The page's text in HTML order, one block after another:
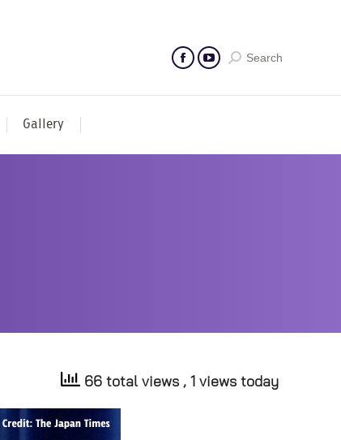
Search
Gallery
66 total views , 1 views today